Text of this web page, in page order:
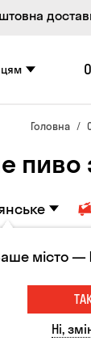
Головна
Горілка
місто —
Ні,